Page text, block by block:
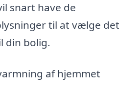
snart have de
til at vælge det
din bolig.
af hjemmet